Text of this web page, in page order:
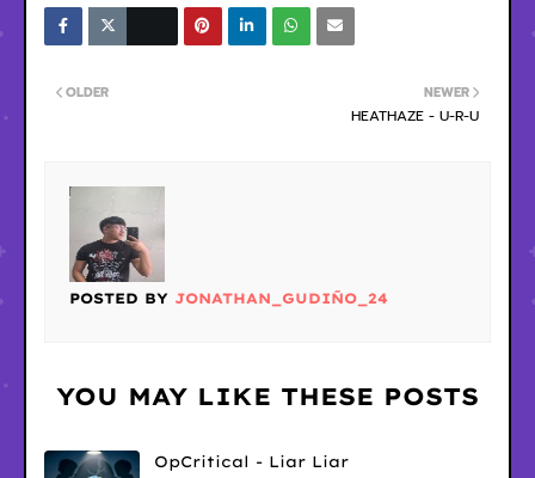
NEWER
HEATHAZE - U-R-U
OLDER
POSTED BY JONATHAN_GUDIÑO_24
YOU MAY LIKE THESE POSTS
OpCritical - Liar Liar